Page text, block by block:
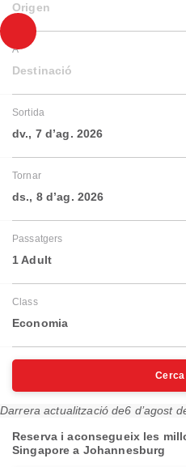
Origen
A
Destinació
Sortida
dv., 7 d’ag. 2026
Tornar
ds., 8 d’ag. 2026
Passatgers
1 Adult
Class
Economia
Darrera actualització de6 d’agost
Reserva i aconsegueix les
Singapore a Johannesburg